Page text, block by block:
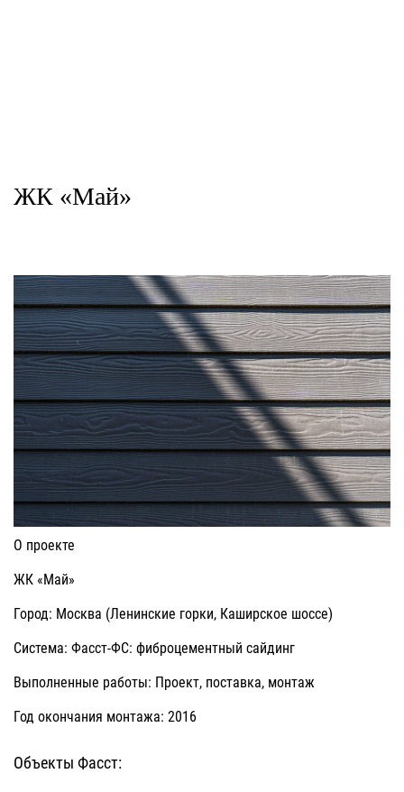
ЖК «Май»
О проекте
ЖК «Май»
Город: Москва (Ленинские горки, Каширское шоссе)
Система: Фасст-ФС: фиброцементный сайдинг
Выполненные работы: Проект, поставка, монтаж
Год окончания монтажа: 2016
Объекты Фасст: